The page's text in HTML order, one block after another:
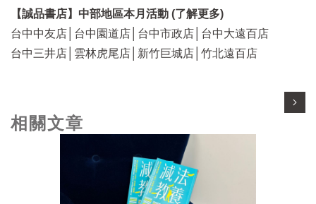
【誠品書店】中部地區本月活動 (了解更多)
台中中友店│台中園道店│台中市政店│台中大遠百店
台中三井店│雲林虎尾店│新竹巨城店│竹北遠百店
相關文章